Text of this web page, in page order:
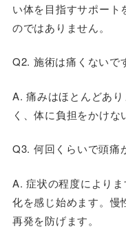
い体を目指すサポート
のではありません。
Q2. 施術は痛くないで
A. 痛みはほとんどあ
く、体に負担をかけな
Q3. 何回くらいで頭痛
A. 症状の程度により
化を感じ始めます。慢
再発を防げます。